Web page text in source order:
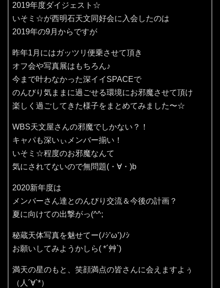
2019年度ダイジェスト☆
いそミ☆が西明石天文同好会に入会したのは
2019年の9月からですが
昨年1月にはガッツリ便乗させて頂き
オフ会や写真展はもちろん♪
今まで叶わなかった深イイSPACEで
のんびり気ままに過ごせる環境にお邪魔させて頂け
楽しく過ごしてきた様子をまとめてみました〜☆
WBS天文屋さんの邪魔でしかない？！
キャパも深いぃメンバー揃い！
いそミ☆程度のお邪魔なんて
気にされてないので無問題(・∀・)b
2020新年度は
メンバーさん達とのんびり交流＆今後の計画？
夏に向けての出撃がっ(^^;
秘蔵天体写真を魅せてー(ﾉｼ’ω’)ﾉｼ
お願いしてみようかしら( *´艸`)
満天の星のもと、笑顔満点の皆さんに会えますよぅ
（人´∀`*）